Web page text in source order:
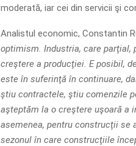
moderată, iar cei din servicii şi
Analistul economic, Constantin
optimism. Industria, care parţial,
creştere a producţiei. E posibil,
este în suferinţă în continuare,
ştiu contractele, ştiu comenzile
aşteptăm la o creştere uşoară a
asemenea, pentru construcţii se
sezonul în care construcţiile